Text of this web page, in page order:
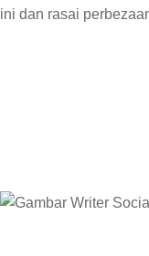
ini dan rasai